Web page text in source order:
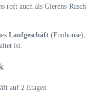
(oft auch als Gierens-Rasch
Laufgeschäft (Funhouse),
ist.
auf 2 Etagen